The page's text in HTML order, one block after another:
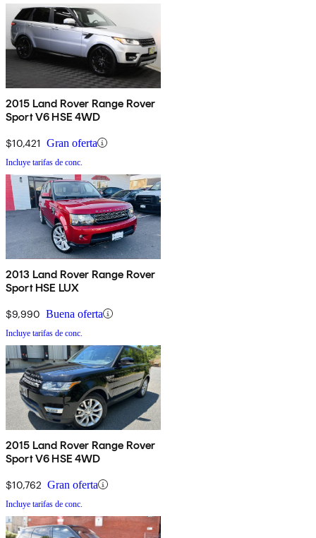
2015 Land Rover Range Rover
Sport V6 HSE 4WD
$10,421 Gran oferta
Incluye tarifas de conc.
2013 Land Rover Range Rover
Sport HSE LUX
$9,990 Buena oferta
Incluye tarifas de conc.
2015 Land Rover Range Rover
Sport V6 HSE 4WD
$10,762 Gran oferta
Incluye tarifas de conc.